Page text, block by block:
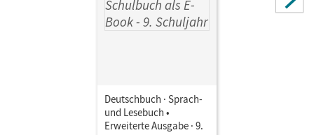
Deutschbuch · Sprach-
und Lesebuch •
Erweiterte Ausgabe · 9.